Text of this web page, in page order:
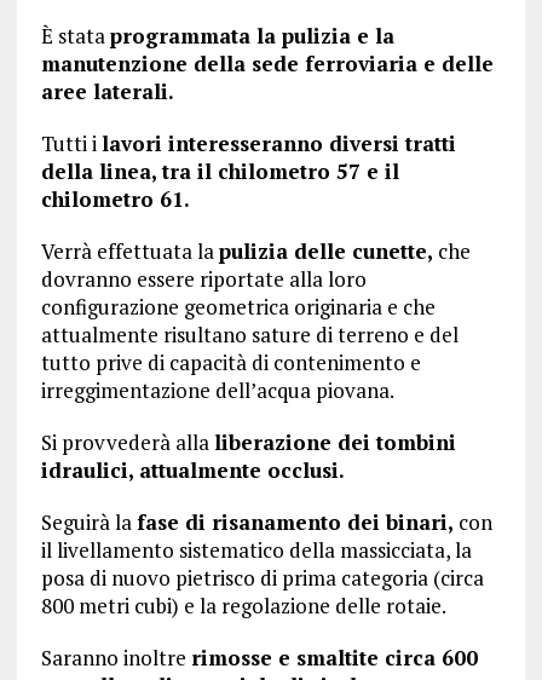
È stataprogrammata la pulizia e la
manutenzione della sede ferroviaria e delle
aree laterali.
Tutti ilavori interesseranno diversi tratti
della linea, tra il chilometro 57 e il
chilometro 61.
Verrà effettuata lapulizia delle cunette, che
dovranno essere riportate alla loro
configurazione geometrica originaria e che
attualmente risultano sature di terreno e del
tutto prive di capacità di contenimento e
irreggimentazione dell’acqua piovana.
Si provvederà allaliberazione dei tombini
idraulici, attualmente occlusi.
Seguirà lafase di risanamento dei binari, con
il livellamento sistematico della massicciata, la
posa di nuovo pietrisco di prima categoria (circa
800 metri cubi) e la regolazione delle rotaie.
Saranno inoltre rimosse e smaltite circa 600